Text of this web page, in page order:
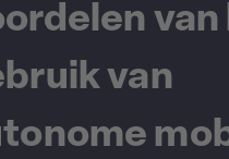
van
van